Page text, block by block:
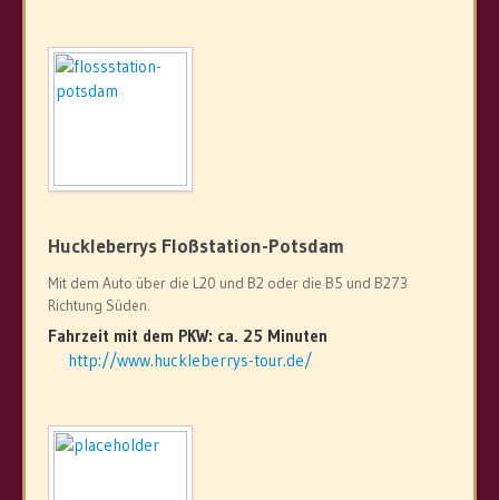
Huckleberrys Floßstation-Potsdam
Mit dem Auto über die L20 und B2 oder die B5 und B273
Richtung Süden.
Fahrzeit mit dem PKW: ca. 25 Minuten
http://www.huckleberrys-tour.de/